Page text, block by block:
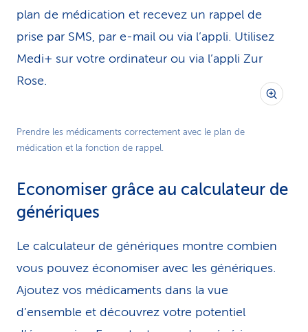
plan de médication et recevez un rappel de
prise par SMS, par e-mail ou via l’appli. Utilisez
Medi+ sur votre ordinateur ou via l’appli Zur
Rose.
Prendre les médicaments correctement avec le plan de
médication et la fonction de rappel.
Economiser grâce au calculateur de
génériques
Le calculateur de génériques montre combien
vous pouvez économiser avec les génériques.
Ajoutez vos médicaments dans la vue
d’ensemble et découvrez votre potentiel